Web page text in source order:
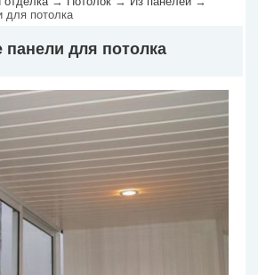
для потолка
панели для потолка